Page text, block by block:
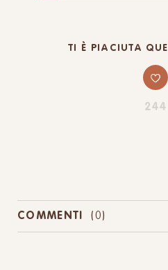
TI È PIACIUTA
244
COMMENTI (0)